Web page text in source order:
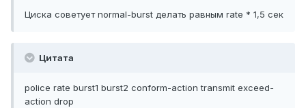
Циска советует normal-burst делать равным rate * 1,5 сек
Цитата
police rate burst1 burst2 conform-action transmit exceed-
action drop